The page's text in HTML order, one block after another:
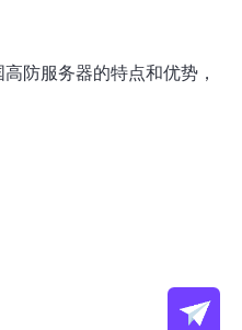
防服务器的特点和优势，